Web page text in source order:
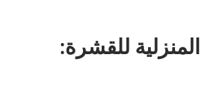
للقشرة: